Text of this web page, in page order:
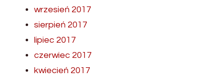
wrzesień 2017
sierpień 2017
lipiec 2017
czerwiec 2017
kwiecień 2017